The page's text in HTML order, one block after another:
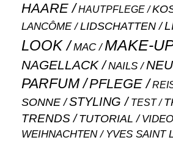
HAARE HAUTPFLEGE
LANCÔME
LIDSCHATTEN
LOOK MAC MAKE-
NAGELLACK NAILS NEU
PARFUM PFLEGE
SONNE STYLING TEST
TRENDS TUTORIAL VIDEO
WEIHNACHTEN YVES SAINT